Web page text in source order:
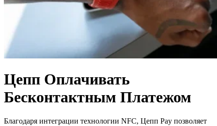
Цепп Оплачивать
Бесконтактным Платежом
Благодаря интеграции технологии NFC, Цепп Pay позволяет